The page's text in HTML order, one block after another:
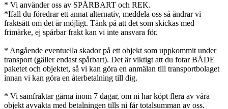
* Vi använder oss av SPÅRBART och REK.
*Ifall du föredrar ett annat alternativ, meddela oss så ändrar vi
fraktsätt om det är möjligt. Tänk på att det som skickas med
frimärke, ej spårbar frakt kan vi inte ansvara för.
* Angående eventuella skador på ett objekt som uppkommit under
transport (gäller endast spårbart). Det är viktigt att du fotar BÅDE
paketet och objektet, så vi kan göra en anmälan till transportbolaget
innan vi kan göra en återbetalning till dig.
* Vi samfraktar gärna inom 7 dagar, om ni har köpt flera av våra
objekt avvakta med betalningen tills ni får totalsumman av oss.